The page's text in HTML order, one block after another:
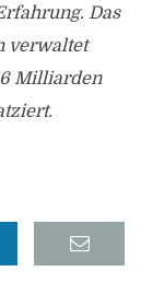
Das
verwaltet
Milliarden